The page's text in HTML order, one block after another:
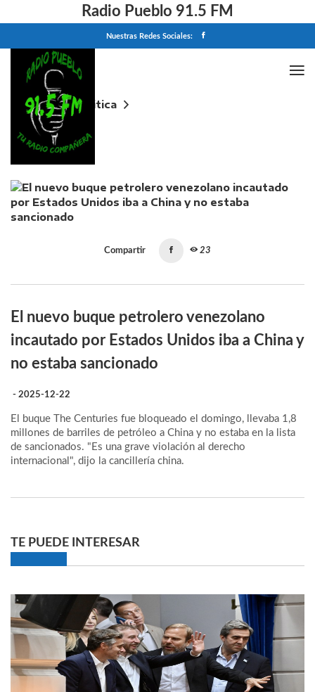
Radio Pueblo 91.5 FM
Nuestras Redes Sociales:
Home
Politica
El nuevo buque petrolero venezolano incautado por
Estados Unidos iba a China y no estaba sancionado
Compartir 23
El nuevo buque petrolero venezolano
incautado por Estados Unidos iba a China y
no estaba sancionado
- 2025-12-22
El buque The Centuries fue bloqueado el domingo, llevaba 1,8
millones de barriles de petróleo a China y no estaba en la lista
de sancionados. "Es una grave violación al derecho
internacional", dijo la cancillería china.
TE PUEDE INTERESAR